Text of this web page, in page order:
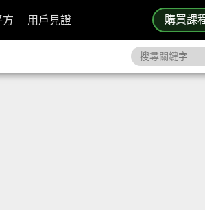
購買課
方 用戶見證